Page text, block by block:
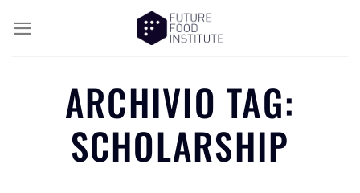
ARCHIVIO TAG:
SCHOLARSHIP